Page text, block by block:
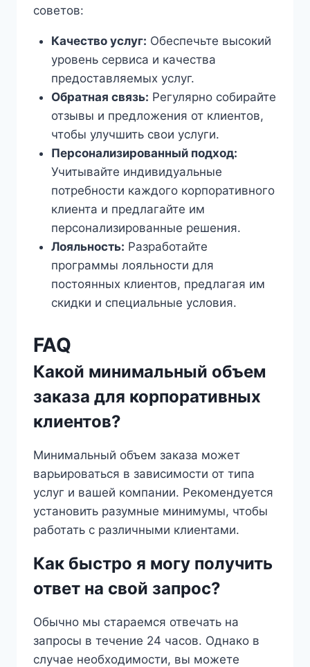
советов:
Качество услуг: Обеспечьте высокий
уровень сервиса и качества
предоставляемых услуг.
Обратная связь: Регулярно собирайте
отзывы и предложения от клиентов,
чтобы улучшить свои услуги.
Персонализированный подход:
Учитывайте индивидуальные
потребности каждого корпоративного
клиента и предлагайте им
персонализированные решения.
Лояльность: Разработайте
программы лояльности для
постоянных клиентов, предлагая им
скидки и специальные условия.
FAQ
Какой минимальный объем
заказа для корпоративных
клиентов?
Минимальный объем заказа может
варьироваться в зависимости от типа
услуг и вашей компании. Рекомендуется
установить разумные минимумы, чтобы
работать с различными клиентами.
Как быстро я могу получить
ответ на свой запрос?
Обычно мы стараемся отвечать на
запросы в течение 24 часов. Однако в
случае необходимости, вы можете